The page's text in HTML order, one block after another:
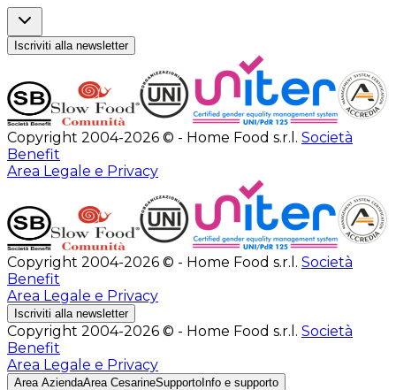
Iscriviti alla newsletter
Copyright 2004-2026 © - Home Food s.r.l. Società
Benefit
Area Legale e Privacy
Copyright 2004-2026 © - Home Food s.r.l. Società
Benefit
Area Legale e Privacy
Iscriviti alla newsletter
Copyright 2004-2026 © - Home Food s.r.l. Società
Benefit
Area Legale e Privacy
Area AziendaArea CesarineSupporto Info e supporto